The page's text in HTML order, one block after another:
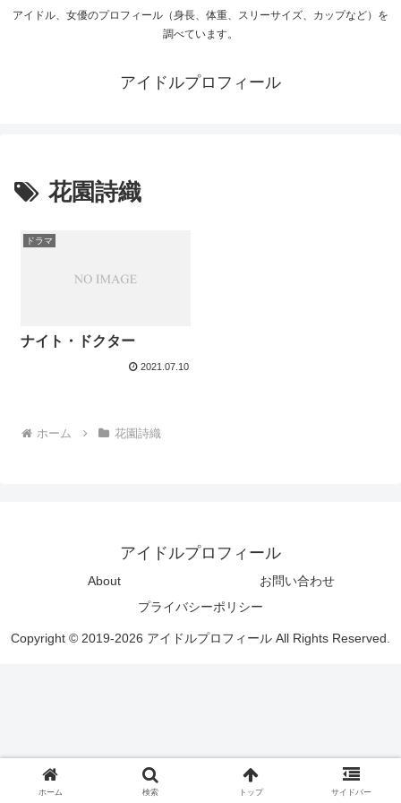
アイドル、女優のプロフィール（身長、体重、スリーサイズ、カップなど）を
調べています。
アイドルプロフィール
花園詩織
ドラマ
ナイト・ドクター
2021.07.10
ホーム 花園詩織
アイドルプロフィール
About
お問い合わせ
プライバシーポリシー
Copyright © 2019-2026 アイドルプロフィール All Rights Reserved.
ホーム 検索 トップ サイドバー